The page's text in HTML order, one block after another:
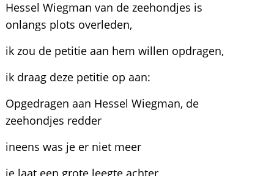
Hessel Wiegman van de zeehondjes is
onlangs plots overleden,
ik zou de petitie aan hem willen opdragen,
ik draag deze petitie op aan:
Opgedragen aan Hessel Wiegman, de
zeehondjes redder
ineens was je er niet meer
je laat een grote leegte achter